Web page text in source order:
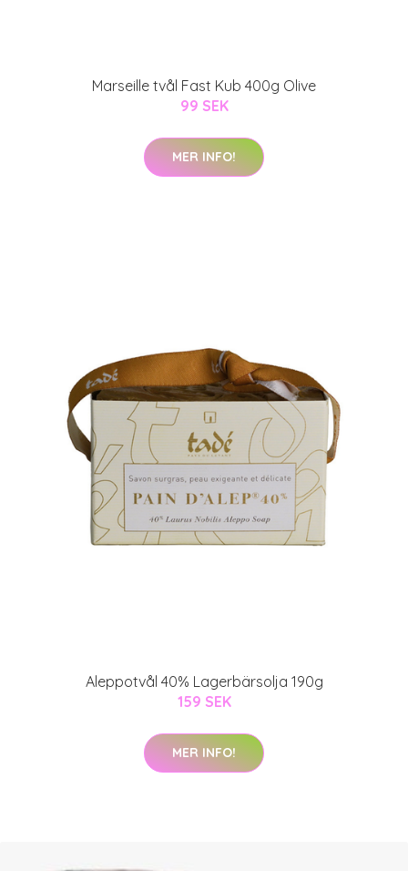
Marseille tvål Fast Kub 400g Olive
99 SEK
MER INFO!
Aleppotvål 40% Lagerbärsolja 190g
159 SEK
MER INFO!